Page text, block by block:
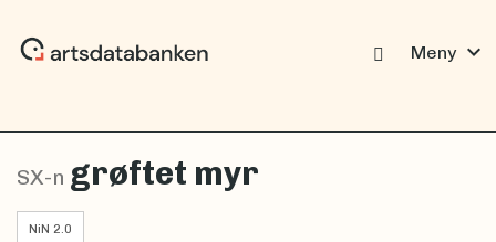
Meny expand_more
SX-n grøftet myr
NiN 2.0